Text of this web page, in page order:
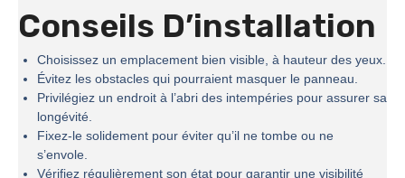
Conseils D’installation
Choisissez un emplacement bien visible, à hauteur des yeux.
Évitez les obstacles qui pourraient masquer le panneau.
Privilégiez un endroit à l’abri des intempéries pour assurer sa
longévité.
Fixez-le solidement pour éviter qu’il ne tombe ou ne
s’envole.
Vérifiez régulièrement son état pour garantir une visibilité